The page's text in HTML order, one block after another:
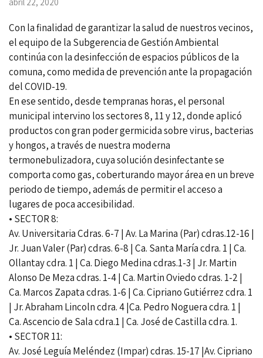
Con la finalidad de garantizar la salud de nuestros vecinos,
el equipo de la Subgerencia de Gestión Ambiental
continúa con la desinfección de espacios públicos de la
comuna, como medida de prevención ante la propagación
del COVID-19.
En ese sentido, desde tempranas horas, el personal
municipal intervino los sectores 8, 11 y 12, donde aplicó
productos con gran poder germicida sobre virus, bacterias
y hongos, a través de nuestra moderna
termonebulizadora, cuya solución desinfectante se
comporta como gas, coberturando mayor área en un breve
periodo de tiempo, además de permitir el acceso a
lugares de poca accesibilidad.
• SECTOR 8:
Av. Universitaria Cdras. 6-7 | Av. La Marina (Par) cdras.12-16 |
Jr. Juan Valer (Par) cdras. 6-8 | Ca. Santa María cdra. 1 | Ca.
Ollantay cdra. 1 | Ca. Diego Medina cdras.1-3 | Jr. Martin
Alonso De Meza cdras. 1-4 | Ca. Martin Oviedo cdras. 1-2 |
Ca. Marcos Zapata cdras. 1-6 | Ca. Cipriano Gutiérrez cdra. 1
| Jr. Abraham Lincoln cdra. 4 |Ca. Pedro Noguera cdra. 1 |
Ca. Ascencio de Sala cdra.1 | Ca. José de Castilla cdra. 1.
• SECTOR 11:
Av. José Leguía Meléndez (Impar) cdras. 15-17 |Av. Cipriano